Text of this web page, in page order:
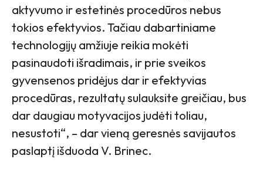
aktyvumo ir estetinės procedūros nebus
tokios efektyvios. Tačiau dabartiniame
technologijų amžiuje reikia mokėti
pasinaudoti išradimais, ir prie sveikos
gyvensenos pridėjus dar ir efektyvias
procedūras, rezultatų sulauksite greičiau, bus
dar daugiau motyvacijos judėti toliau,
nesustoti“, – dar vieną geresnės savijautos
paslaptį išduoda V. Brinec.